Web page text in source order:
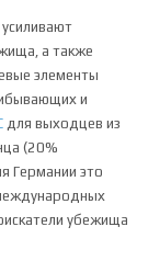
а также
элементы
и
для выходцев из
(20%
Германии это
убежища